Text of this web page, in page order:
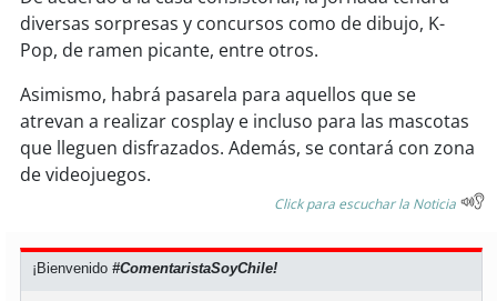
soyquillota
soysanantonio
soychillán
soytalcahuano
diversas sorpresas y concursos como de dibujo, K-
Pop, de ramen picante, entre otros.
Asimismo, habrá pasarela para aquellos que se
atrevan a realizar cosplay e incluso para las mascotas
que lleguen disfrazados. Además, se contará con zona
de videojuegos.
Click para escuchar la Noticia
¡Bienvenido#ComentaristaSoyChile!